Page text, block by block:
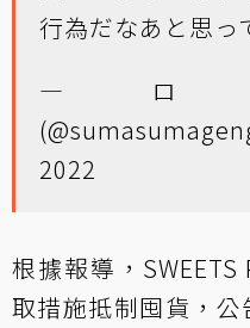
行為だなあと思っ
— ロ
2022
根據報導，SWEETS
取措施抵制囤貨，